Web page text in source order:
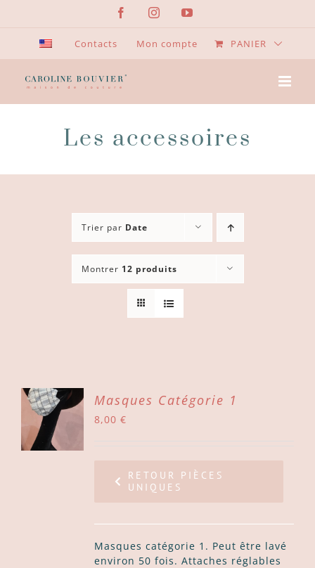
contenu
FacebookInstagramYouTube
Contacts Mon compte PANIER
Les accessoires
Trier par Date
Montrer 12 produits
Masques Catégorie 1
8,00€
RETOUR PIÈCES
UNIQUES
Masques catégorie 1. Peut être lavé
environ 50 fois. Attaches réglables